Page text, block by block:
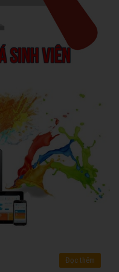
Đọc thêm